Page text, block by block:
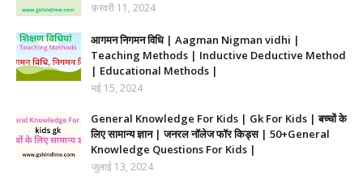
फ़रवरी 11, 2024
आगमन निगमन विधि | Aagman Nigman vidhi |
Teaching Methods | Inductive Deductive Method
| Educational Methods |
मई 15, 2024
General Knowledge For Kids | Gk For Kids | बच्चों के
लिए सामान्य ज्ञान | जनरल नॉलेज फॉर किड्स | 50+General
Knowledge Questions For Kids |
जुलाई 13, 2024